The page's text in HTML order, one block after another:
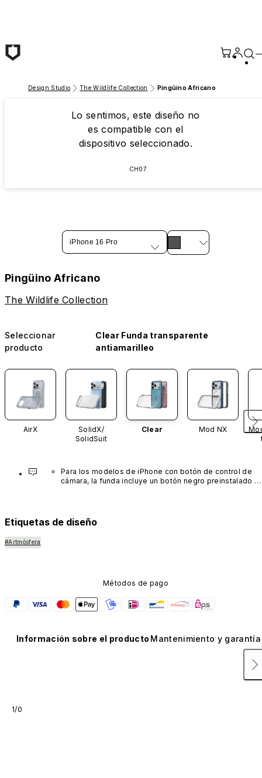
Design Studio The Wildlife Collection Pingüino Africano
Lo sentimos, este diseño no
es compatible con el
dispositivo seleccionado.
CH07
iPhone 16 Pro
Pingüino Africano
The Wildlife Collection
Seleccionar
producto
Clear Funda transparente
antiamarilleo
AirX
SolidX/
SolidSuit
Clear Mod NX
Para los modelos de iPhone con botón de control de
cámara, la funda incluye un botón negro preinstalado
Etiquetas de diseño
#Artmósfera
Métodos de pago
Información sobre el producto Mantenimiento y garantía
1/0